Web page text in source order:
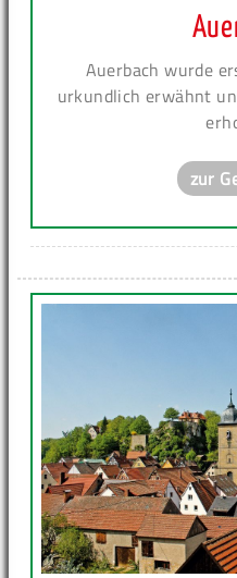
Auerbach wurde
urkundlich erwähnt
zur